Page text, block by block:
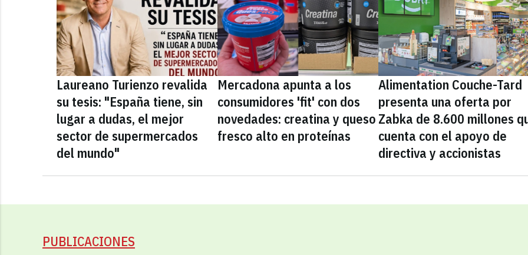
Laureano Turienzo revalida
su tesis: "España tiene, sin
lugar a dudas, el mejor
sector de supermercados
del mundo"
Mercadona apunta a los
consumidores 'fit' con dos
novedades: creatina y queso
fresco alto en proteínas
Alimentation Couche-Tard
presenta una oferta por
Zabka de 8.600 millones
cuenta con el apoyo de
directiva y accionistas
PUBLICACIONES